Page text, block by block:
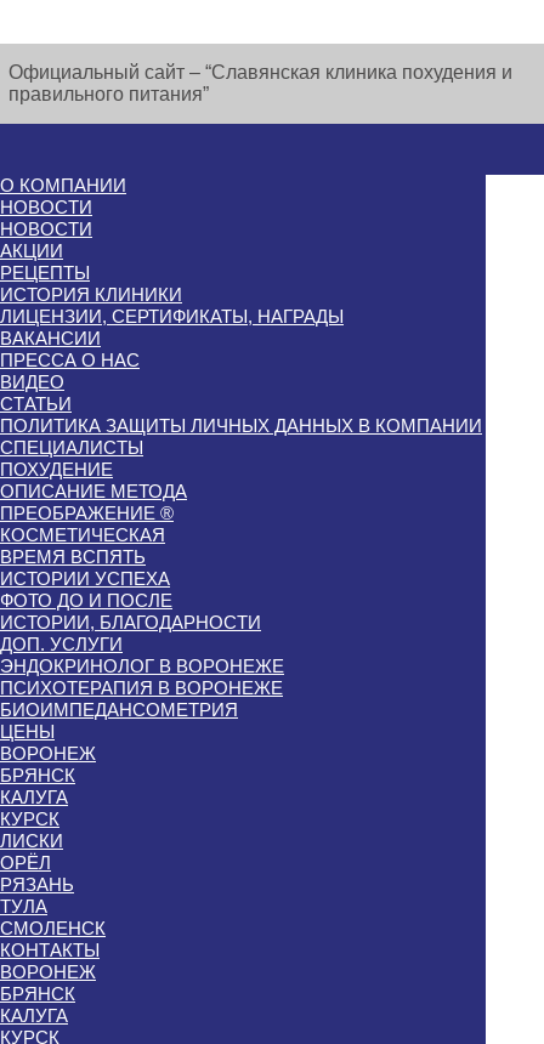
Официальный сайт – “Славянская клиника похудения и
правильного питания”
О КОМПАНИИ
НОВОСТИ
НОВОСТИ
АКЦИИ
РЕЦЕПТЫ
ИСТОРИЯ КЛИНИКИ
ЛИЦЕНЗИИ, СЕРТИФИКАТЫ, НАГРАДЫ
ВАКАНСИИ
ПРЕССА О НАС
ВИДЕО
СТАТЬИ
ПОЛИТИКА ЗАЩИТЫ ЛИЧНЫХ ДАННЫХ В КОМПАНИИ
СПЕЦИАЛИСТЫ
ПОХУДЕНИЕ
ОПИСАНИЕ МЕТОДА
ПРЕОБРАЖЕНИЕ ®
КОСМЕТИЧЕСКАЯ
ВРЕМЯ ВСПЯТЬ
ИСТОРИИ УСПЕХА
ФОТО ДО И ПОСЛЕ
ИСТОРИИ, БЛАГОДАРНОСТИ
ДОП. УСЛУГИ
ЭНДОКРИНОЛОГ В ВОРОНЕЖЕ
ПСИХОТЕРАПИЯ В ВОРОНЕЖЕ
БИОИМПЕДАНСОМЕТРИЯ
ЦЕНЫ
ВОРОНЕЖ
БРЯНСК
КАЛУГА
КУРСК
ЛИСКИ
ОРЁЛ
РЯЗАНЬ
ТУЛА
СМОЛЕНСК
КОНТАКТЫ
ВОРОНЕЖ
БРЯНСК
КАЛУГА
КУРСК